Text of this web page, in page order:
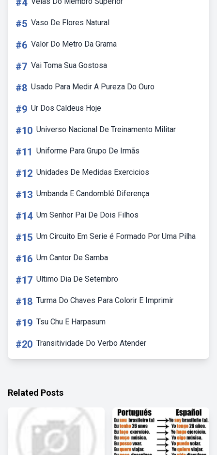
#4
#5 Vaso De Flores Natural
#6 Valor Do Metro Da Grama
#7 Vai Toma Sua Gostosa
#8 Usado Para Medir A Pureza Do Ouro
#9 Ur Dos Caldeus Hoje
#10 Universo Nacional De Treinamento Militar
#11 Uniforme Para Grupo De Irmãs
#12 Unidades De Medidas Exercicios
#13 Umbanda E Candomblé Diferença
#14 Um Senhor Pai De Dois Filhos
#15 Um Circuito Em Serie é Formado Por Uma Pilha
#16 Um Cantor De Samba
#17 Ultimo Dia De Setembro
#18 Turma Do Chaves Para Colorir E Imprimir
#19 Tsu Chu E Harpasum
#20 Transitividade Do Verbo Atender
Related Posts